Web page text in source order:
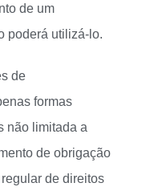
de um
poderá utilizá-lo.
de
formas
não limitada a
de obrigação
de direitos